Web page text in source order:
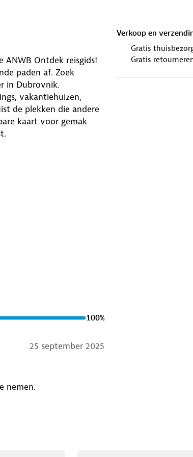
Verkoop en
Gratis
Gratis
ANWB Ontdek reisgids!
paden af. Zoek
in Dubrovnik.
vakantiehuizen,
de plekken die andere
kaart voor gemak
100%
25 september 2025
nemen.